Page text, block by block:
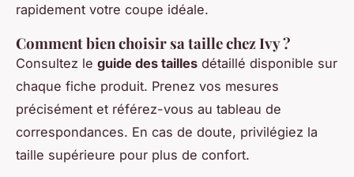
rapidement votre coupe idéale.
Comment bien choisir sa taille chez Ivy ?
Consultez le guide des tailles détaillé disponible sur
chaque fiche produit. Prenez vos mesures
précisément et référez-vous au tableau de
correspondances. En cas de doute, privilégiez la
taille supérieure pour plus de confort.